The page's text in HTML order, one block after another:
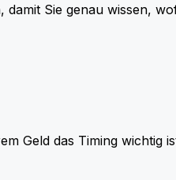
Sie genau wissen,
Geld das Timing wichtig